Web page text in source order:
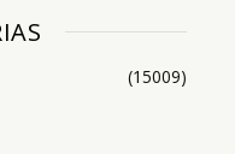
(15009)